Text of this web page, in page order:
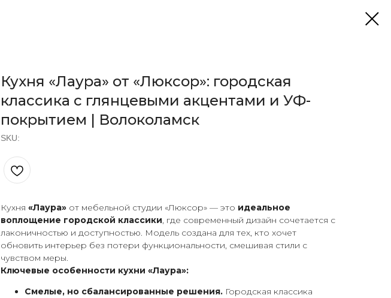
Кухня «Лаура» от «Люксор»: городская
классика с глянцевыми акцентами и УФ-
покрытием | Волоколамск
SKU:
Кухня «Лаура» от мебельной студии «Люксор» — это идеальное
воплощение городской классики, где современный дизайн сочетается с
лаконичностью и доступностью. Модель создана для тех, кто хочет
обновить интерьер без потери функциональности, смешивая стили с
чувством меры.
Ключевые особенности кухни «Лаура»:
Смелые, но сбалансированные решения. Городская классика